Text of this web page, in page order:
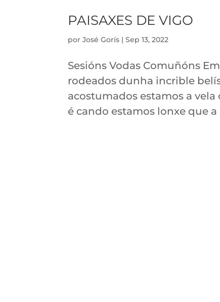
PAISAXES DE VIGO
porJosé Gorís |Sep 13, 2022
Sesións Vodas Comuñóns
rodeados dunha incrible
acostumados estamos a
é cando estamos lonxe que